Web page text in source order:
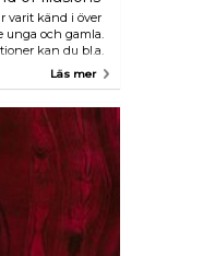
varit känd i över
unga och gamla.
kan du bl.a.
och
Läs mer